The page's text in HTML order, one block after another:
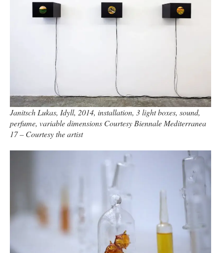
Janitsch Lukas, Idyll, 2014, installation, 3 light boxes, sound,
perfume, variable dimensions Courtesy Biennale Mediterranea
17 – Courtesy the artist